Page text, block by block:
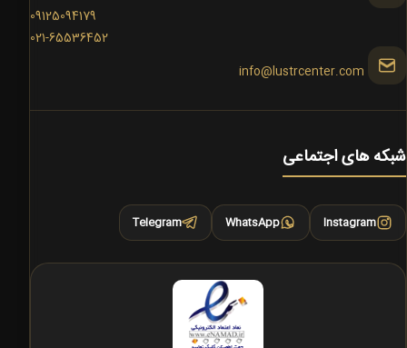
09125094179
021-65536452
info@lustrcenter.com
شبکه های اجتماعی
Instagram
WhatsApp
Telegram